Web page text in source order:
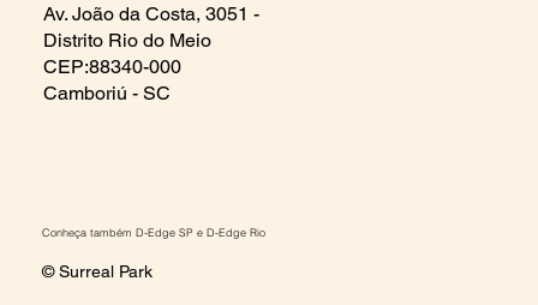
Conheça também D-Edge SPe D-Edge Rio
© Surreal Park
Av. João da Costa, 3051 -
Distrito Rio do Meio
CEP:88340-000
Camboriú - SC